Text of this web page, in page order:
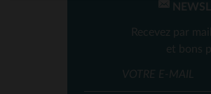
Recevez par
et bons